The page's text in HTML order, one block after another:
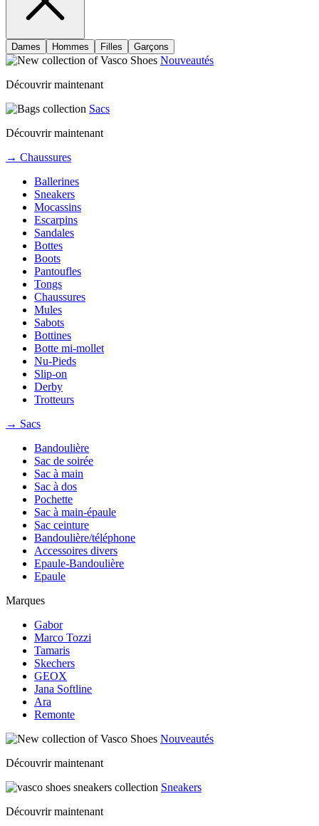
Dames Hommes Filles Garçons
Nouveautés
Découvrir maintenant
Sacs
Découvrir maintenant
→ Chaussures
Ballerines
Sneakers
Mocassins
Escarpins
Sandales
Bottes
Boots
Pantoufles
Tongs
Chaussures
Mules
Sabots
Bottines
Botte mi-mollet
Nu-Pieds
Slip-on
Derby
Trotteurs
→ Sacs
Bandoulière
Sac de soirée
Sac à main
Sac à dos
Pochette
Sac à main-épaule
Sac ceinture
Bandoulière/téléphone
Accessoires divers
Epaule-Bandoulière
Epaule
Marques
Gabor
Marco Tozzi
Tamaris
Skechers
GEOX
Jana Softline
Ara
Remonte
Nouveautés
Découvrir maintenant
Sneakers
Découvrir maintenant